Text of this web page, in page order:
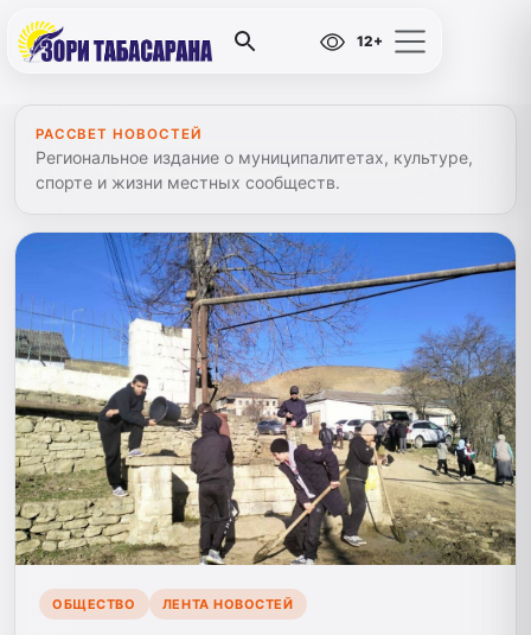
12+
РАССВЕТ НОВОСТЕЙ
Региональное издание о муниципалитетах, культуре,
спорте и жизни местных сообществ.
ОБЩЕСТВО ЛЕНТА НОВОСТЕЙ